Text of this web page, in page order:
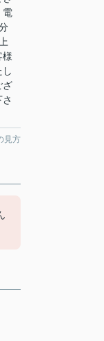
電
様
ざ
見方